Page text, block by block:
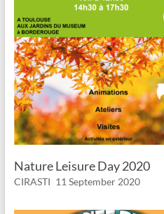
Nature Leisure Day 2020
CIRASTI 11 September 2020